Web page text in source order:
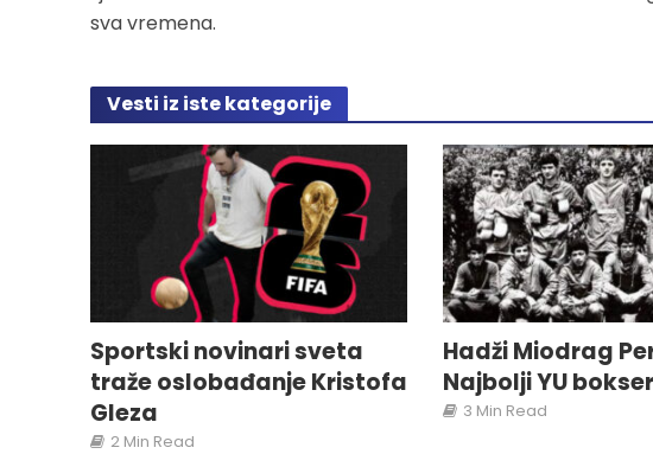
sva vremena.
Vesti iz iste kategorije
Sportski novinari sveta
traže oslobađanje Kristofa
Gleza
2 Min Read
Hadži Miodrag
Najbolji YU
3 Min Read